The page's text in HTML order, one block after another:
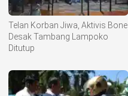
Telan Korban Jiwa, Aktivis Bone
Desak Tambang Lampoko
Ditutup